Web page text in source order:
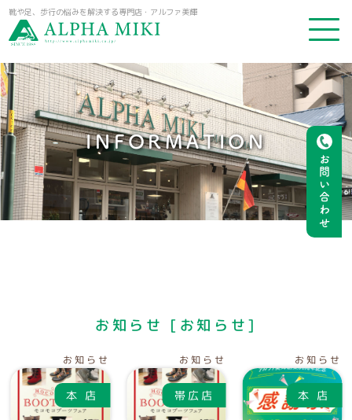
靴や足、歩行の悩みを解決する専門店・アルファ美輝
お問い合わせ
INFORMATION
お知らせ [お知らせ]
お知らせ お知らせ お知らせ